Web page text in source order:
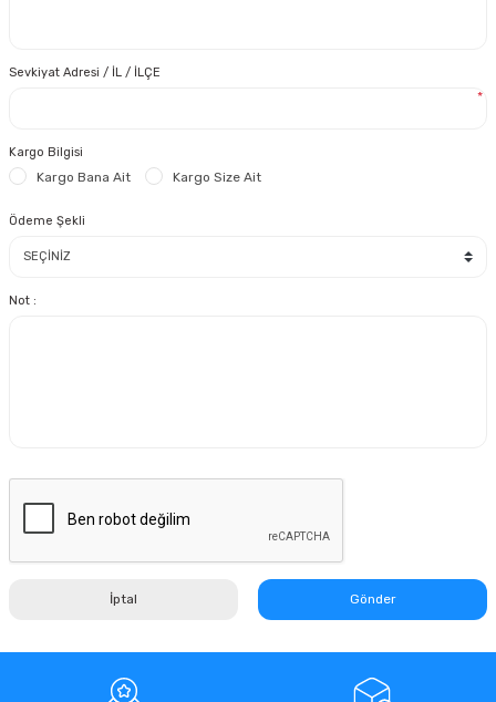
Sevkiyat Adresi / İL / İLÇE
*
Kargo Bilgisi
Kargo Bana Ait Kargo Size Ait
Ödeme Şekli
Not :
İptal Gönder